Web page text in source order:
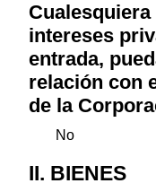
intereses
entrada,
relación con
de la
No
II. BIENES